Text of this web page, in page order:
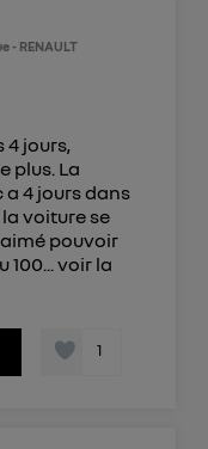
- RENAULT
4 jours,
plus. La
4 jours dans
voiture se
pouvoir
voir la
1